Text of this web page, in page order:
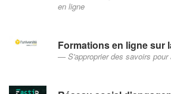
en ligne
Formations en ligne sur
S'approprier des savoirs pour